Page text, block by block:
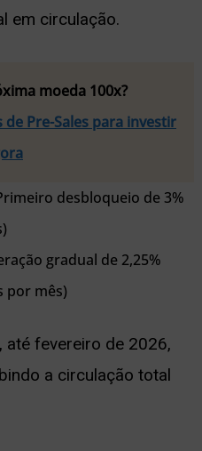
em circulação.
moeda 100x?
Pre-Sales para investir
desbloqueio de 3%
gradual de 2,25%
por mês)
até fevereiro de 2026,
a circulação total